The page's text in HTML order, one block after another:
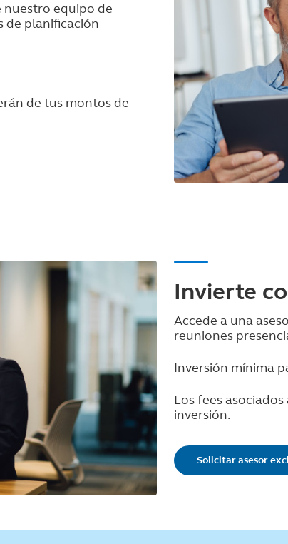
nuestro equipo de
de planificación
de tus montos de
Invierte
Accede a una
reuniones
Inversión mínima
Los fees
inversión.
Solicitar asesor